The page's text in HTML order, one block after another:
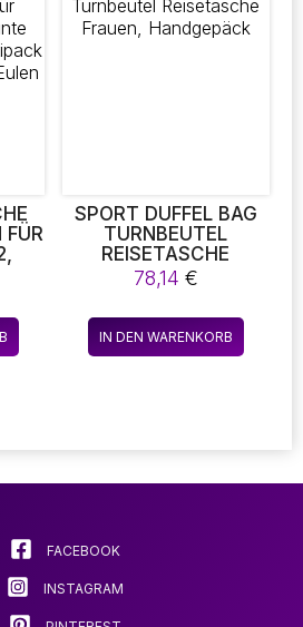
auf.
FÜR
SPORT DUFFEL BAG
TURNBEUTEL
REISETASCHE
FRAUEN,
HANDGEPÄCK
78,14 €
IN DEN WARENKORB
FACEBOOK
INSTAGRAM